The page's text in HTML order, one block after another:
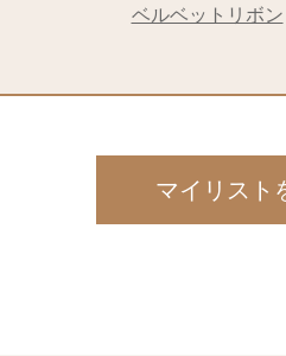
ベルベットリボン
マイリスト